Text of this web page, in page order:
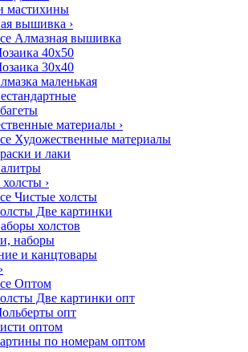
мастихины
вышивка ›
Алмазная вышивка
40x50
30x40
маленькая
материалы ›
Художественные материалы
и лаки
›
Чистые холсты
Две картинки
холстов
наборы
и канцтовары
›
Оптом
Две картинки опт
опт
оптом
по номерам оптом